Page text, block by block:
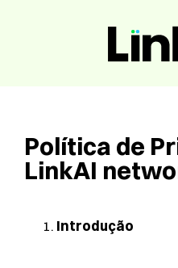
Política de
LinkAI
Introdução